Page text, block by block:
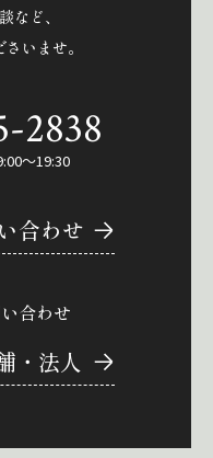
など、
いませ。
2838
～19:30
合わせ
合わせ
・法人